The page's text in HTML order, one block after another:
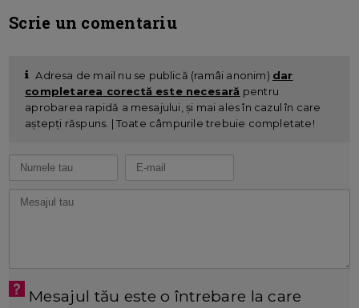
Scrie un comentariu
Adresa de mail nu se publică (ramâi anonim) dar
completarea corectă este necesară pentru
aprobarea rapidă a mesajului, și mai ales în cazul în care
aștepți răspuns. | Toate câmpurile trebuie completate!
Mesajul tău este o întrebare la care